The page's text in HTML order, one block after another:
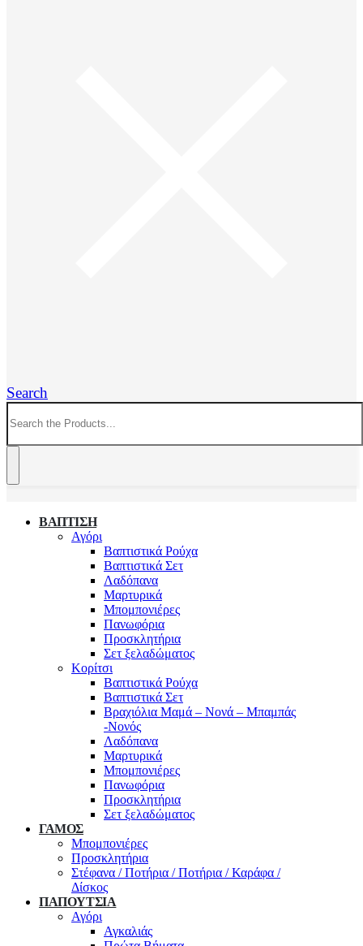
Search
ΒΑΠΤΙΣΗ
Αγόρι
Βαπτιστικά Ρούχα
Βαπτιστικά Σετ
Λαδόπανα
Μαρτυρικά
Μπομπονιέρες
Πανωφόρια
Προσκλητήρια
Σετ ξελαδώματος
Κορίτσι
Βαπτιστικά Ρούχα
Βαπτιστικά Σετ
Βραχιόλια Μαμά – Νονά – Μπαμπάς
-Νονός
Λαδόπανα
Μαρτυρικά
Μπομπονιέρες
Πανωφόρια
Προσκλητήρια
Σετ ξελαδώματος
ΓΑΜΟΣ
Μπομπονιέρες
Προσκλητήρια
Στέφανα / Ποτήρια / Ποτήρια / Καράφα /
Δίσκος
ΠΑΠΟΥΤΣΙΑ
Αγόρι
Αγκαλιάς